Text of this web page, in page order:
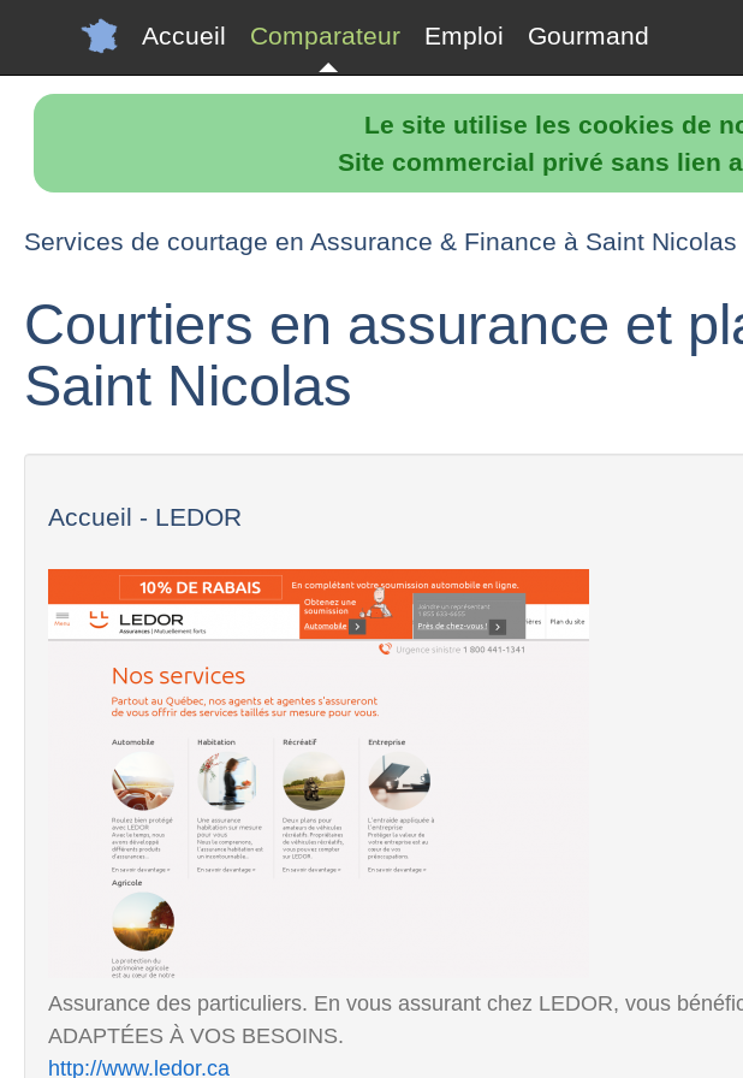
Le site utilise les cookies de
Site commercial privé sans lien
Accueil Comparateur Emploi Gourmand
Services de courtage en Assurance & Finance à Saint Nicolas
Courtiers en assurance et
Saint Nicolas
Accueil - LEDOR
Assurance des particuliers. En vous assurant chez LEDOR, vous
ADAPTÉES À VOS BESOINS.
http://www.ledor.ca